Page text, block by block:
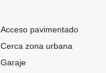
Acceso pavimentado
Cerca zona urbana
Garaje